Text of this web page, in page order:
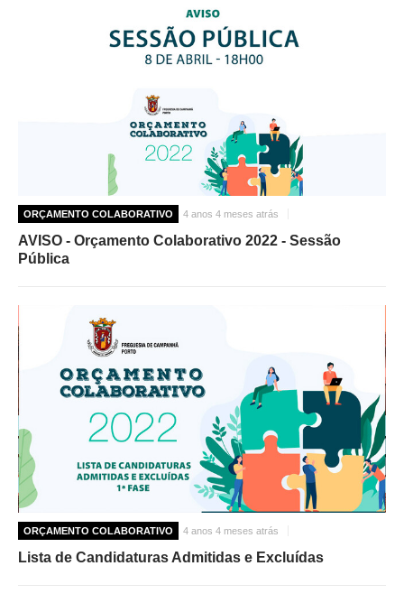
ORÇAMENTO COLABORATIVO 4 anos 4 meses atrás
AVISO - Orçamento Colaborativo 2022 - Sessão
Pública
ORÇAMENTO COLABORATIVO 4 anos 4 meses atrás
Lista de Candidaturas Admitidas e Excluídas